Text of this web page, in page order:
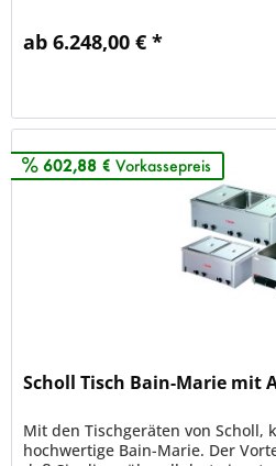
ab 6.248,00 € *
602,88 € Vorkassepreis
Scholl Tisch Bain-Marie mit
Mit den Tischgeräten von Scholl,
hochwertige Bain-Marie. Der